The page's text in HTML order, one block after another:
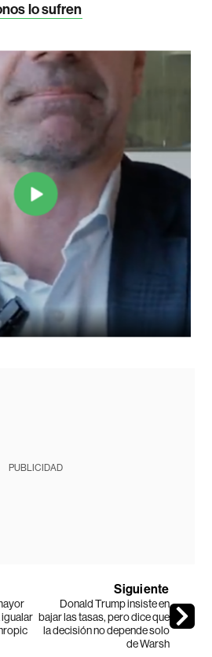
lo sufren
PUBLICIDAD
igualar
Siguiente
Donald Trump insiste en
bajar las tasas, pero dice que
la decisión no depende solo
de Warsh